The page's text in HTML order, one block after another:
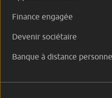
Finance engagée
Devenir sociétaire
Banque à distance